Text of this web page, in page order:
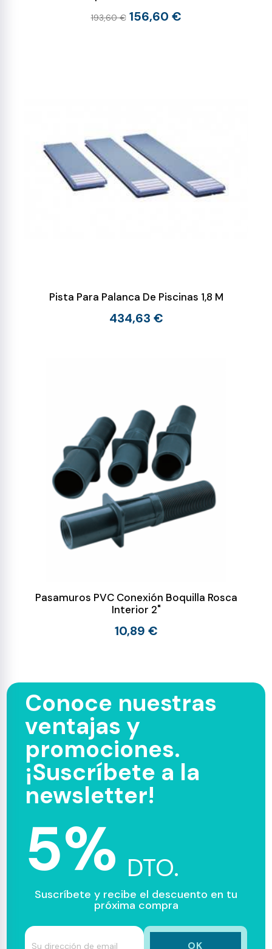
193,60 € 156,60 €
Pista Para Palanca De Piscinas 1,8 M
434,63 €
Pasamuros PVC Conexión Boquilla Rosca
Interior 2"
10,89 €
Conoce nuestras
ventajas y
promociones.
¡Suscríbete a la
newsletter!
5% DTO.
Suscríbete y recibe el descuento en tu
próxima compra